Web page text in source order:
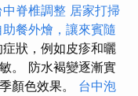
中脊椎調整 居家打掃
助餐外燴，讓來賓隨
狀，例如皮疹和曬
。 防水褐變逐漸實
顏色效果。 台中泡